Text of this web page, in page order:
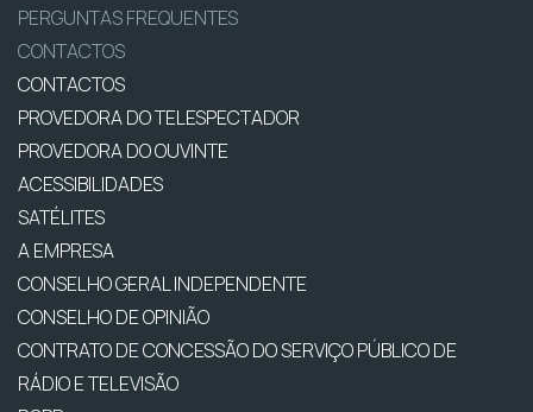
PERGUNTAS FREQUENTES
CONTACTOS
CONTACTOS
PROVEDORA DO TELESPECTADOR
PROVEDORA DO OUVINTE
ACESSIBILIDADES
SATÉLITES
A EMPRESA
CONSELHO GERAL INDEPENDENTE
CONSELHO DE OPINIÃO
CONTRATO DE CONCESSÃO DO SERVIÇO PÚBLICO DE
RÁDIO E TELEVISÃO